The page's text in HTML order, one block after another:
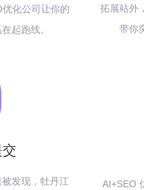
优化公司让你的
起跑线。
拓展站外
带你
发现，牡丹江
AI+SEO